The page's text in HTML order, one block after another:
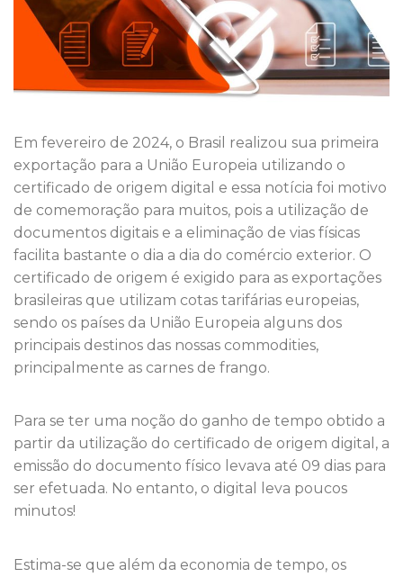
Em fevereiro de 2024, o Brasil realizou sua primeira
exportação para a União Europeia utilizando o
certificado de origem digital e essa notícia foi motivo
de comemoração para muitos, pois a utilização de
documentos digitais e a eliminação de vias físicas
facilita bastante o dia a dia do comércio exterior. O
certificado de origem é exigido para as exportações
brasileiras que utilizam cotas tarifárias europeias,
sendo os países da União Europeia alguns dos
principais destinos das nossas commodities,
principalmente as carnes de frango.
Para se ter uma noção do ganho de tempo obtido a
partir da utilização do certificado de origem digital, a
emissão do documento físico levava até 09 dias para
ser efetuada. No entanto, o digital leva poucos
minutos!
Estima-se que além da economia de tempo, os